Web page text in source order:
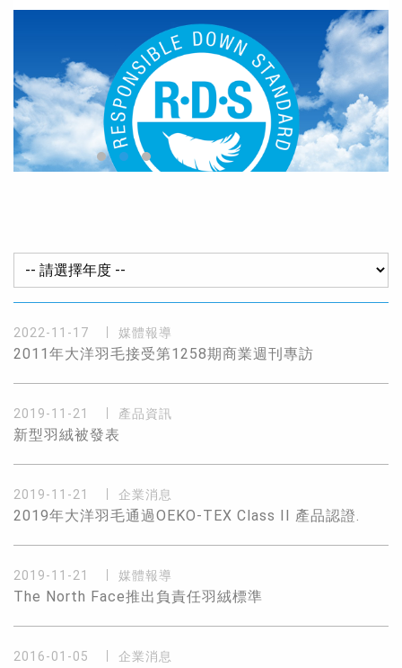
2022-11-17 媒體報導
2011年大洋羽毛接受第1258期商業週刊專訪
2019-11-21 產品資訊
新型羽絨被發表
2019-11-21 企業消息
2019年大洋羽毛通過OEKO-TEX Class II 產品認證.
2019-11-21 媒體報導
The North Face推出負責任羽絨標準
2016-01-05 企業消息